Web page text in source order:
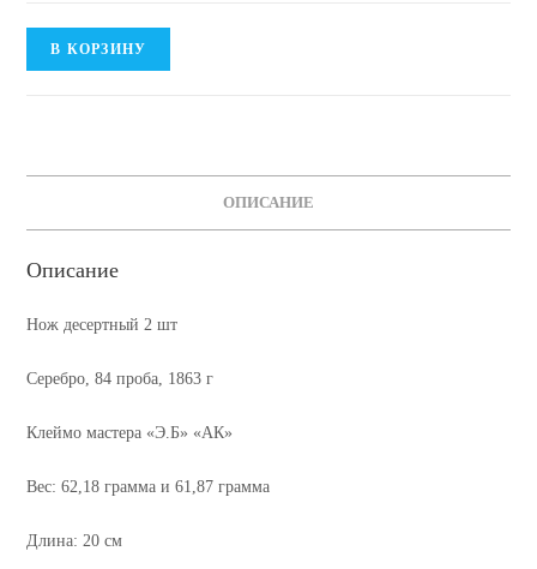
Количество
товара
В КОРЗИНУ
ОПИСАНИЕ
Описание
Нож десертный 2 шт
Серебро, 84 проба, 1863 г
Клеймо мастера «Э.Б» «АК»
Вес: 62,18 грамма и 61,87 грамма
Длина: 20 см